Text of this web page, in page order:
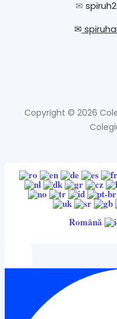
✉
✉
Copyright © 2026
Română